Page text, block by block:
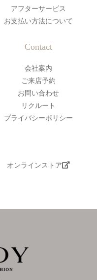
アフターサービス
お支払い方法について
Contact
会社案内
ご来店予約
お問い合わせ
リクルート
プライバシーポリシー
オンラインストア